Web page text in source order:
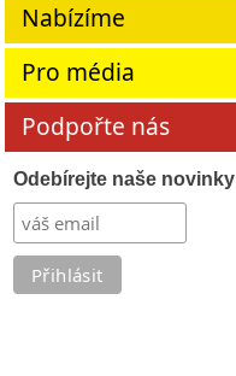
Nabízíme
Pro média
Podpořte nás
Odebírejte naše novinky